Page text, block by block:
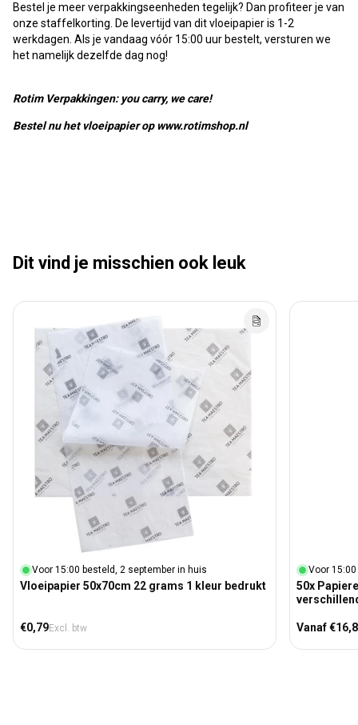
Bestel je meer verpakkingseenheden tegelijk? Dan profiteer je van
onze staffelkorting. De levertijd van dit vloeipapier is 1-2
werkdagen. Als je vandaag vóór 15:00 uur bestelt, versturen we
het namelijk dezelfde dag nog!
Rotim Verpakkingen: you carry, we care!
Bestel nu het vloeipapier op www.rotimshop.nl
Dit vind je misschien ook leuk
Voor 15:00 besteld, 2 september in huis
Vloeipapier 50x70cm 22 grams 1 kleur bedrukt
Normale prijs
€0,79Excl. btw
Voor
50x
Normale
Vanaf